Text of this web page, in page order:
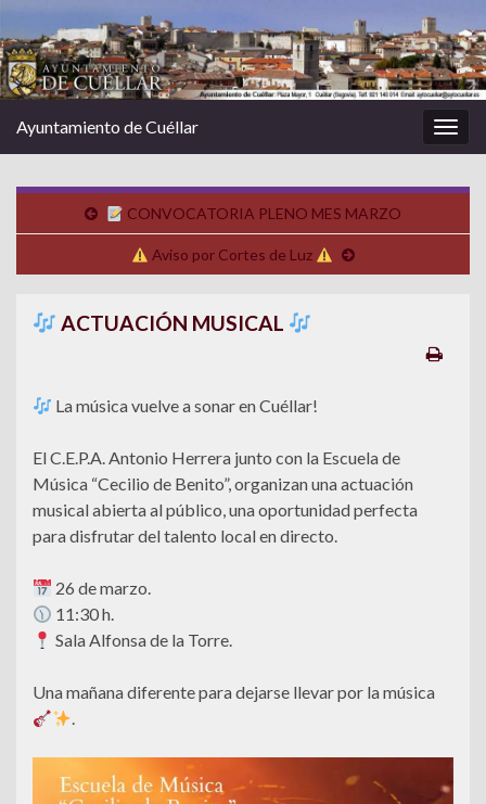
la
Ayuntamiento de Cuéllar
CONVOCATORIA PLENO MES MARZO
Aviso por Cortes de Luz
ACTUACIÓN MUSICAL
La música vuelve a sonar en Cuéllar!
El C.E.P.A. Antonio Herrera junto con la Escuela de
Música “Cecilio de Benito”, organizan una actuación
musical abierta al público, una oportunidad perfecta
para disfrutar del talento local en directo.
26 de marzo.
11:30 h.
Sala Alfonsa de la Torre.
Una mañana diferente para dejarse llevar por la música
.